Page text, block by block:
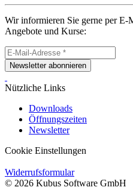
Wir informieren Sie gerne per E-
Angebote und Kurse:
Newsletter abonnieren
Nützliche Links
Downloads
Öffnungszeiten
Newsletter
Cookie Einstellungen
Widerrufsformular
© 2026 Kubus Software GmbH